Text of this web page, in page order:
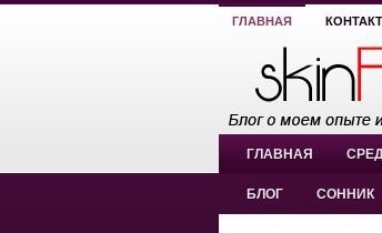
ГЛАВНАЯ
ГЛАВНАЯ
БЛОГ СОННИК